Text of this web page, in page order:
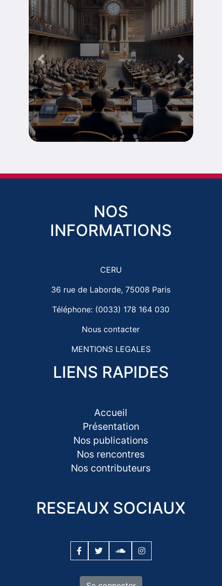
Découvrir
Previous Next
NOS
INFORMATIONS
CERU
36 rue de Laborde, 75008 Paris
Téléphone: (0033) 178 164 030
Nous contacter
MENTIONS LEGALES
LIENS RAPIDES
Accueil
Présentation
Nos publications
Nos rencontres
Nos contributeurs
RESEAUX SOCIAUX